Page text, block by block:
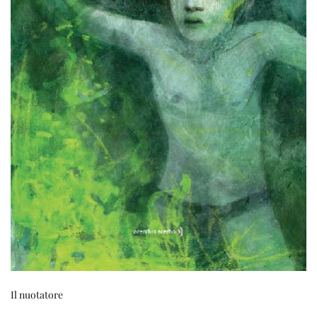
Il nuotatore